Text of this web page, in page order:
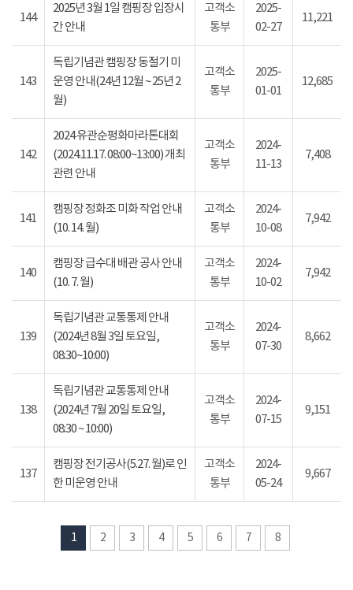
144
2025년 3월 1일 캠핑장 입장시
간 안내
고객소
통부
2025-
02-27
11,221
143
독립기념관 캠핑장 동절기 미
운영 안내(24년 12월 ~ 25년 2
월)
고객소
통부
2025-
01-01
12,685
142
2024 유관순평화마라톤대회
(2024.11.17. 08:00~13:00) 개최
관련 안내
고객소
통부
2024-
11-13
7,408
141
캠핑장 정화조 미화 작업 안내
(10. 14. 월)
고객소
통부
2024-
10-08
7,942
140
캠핑장 급수대 배관 공사 안내
(10. 7. 월)
고객소
통부
2024-
10-02
7,942
139
독립기념관 교통통제 안내
(2024년 8월 3일 토요일,
08:30~10:00)
고객소
통부
2024-
07-30
8,662
138
독립기념관 교통통제 안내
(2024년 7월 20일 토요일,
08:30 ~ 10:00)
고객소
통부
2024-
07-15
9,151
137
캠핑장 전기공사(5.27. 월)로 인
한 미운영 안내
고객소
통부
2024-
05-24
9,667
1 2 3 4 5 6 7 8